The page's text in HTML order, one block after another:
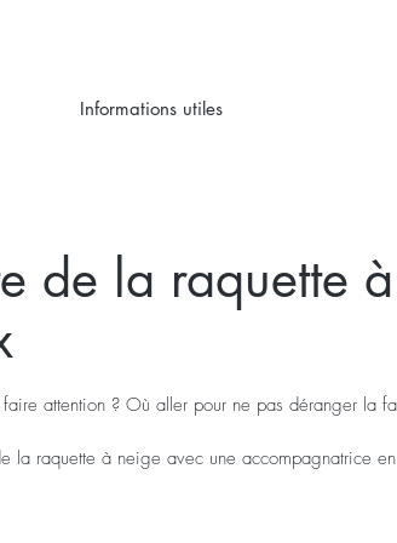
Informations utiles
de la raquette
attention ? Où aller pour ne pas déranger la
la raquette à neige avec une accompagnatrice en